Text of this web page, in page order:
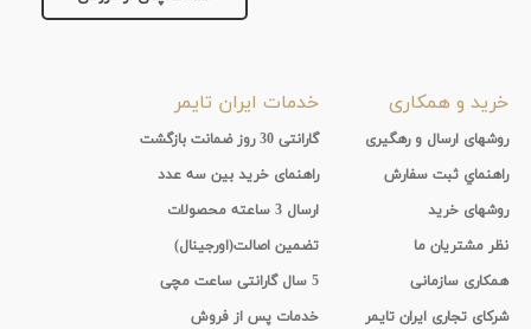
خرید و همکاری
روشهای ارسال و رهگیری
راهنماي ثبت سفارش
روشهای خرید
نظر مشتریان ما
همکاری سازمانی
شرکای تجاری ایران تایمر
خدمات ایران تایمر
گارانتی 30 روز ضمانت بازگشت
راهنمای خرید بین سه عدد
ارسال 3 ساعته محصولات
تضمین اصالت(اورجینال)
5 سال گارانتی ساعت مچی
خدمات پس از فروش